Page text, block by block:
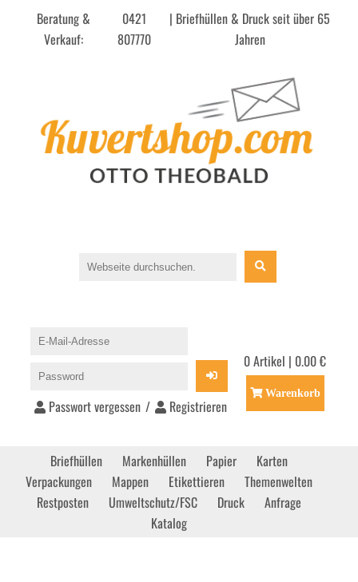
Beratung &
Verkauf:
0421
807770
| Briefhüllen & Druck seit über 65
Jahren
Passwort vergessen / Registrieren
0 Artikel | 0.00 €
Warenkorb
Briefhüllen Markenhüllen Papier
Karten
Verpackungen
Mappen Etikettieren
Themenwelten
Restposten
Umweltschutz/FSC Druck
Anfrage
Katalog